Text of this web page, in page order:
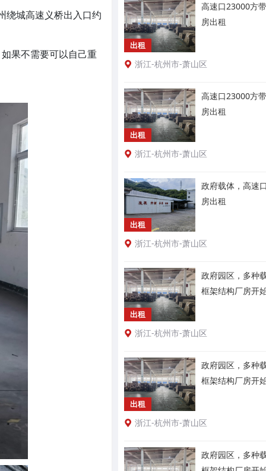
绕城高速义桥出入口约
果不需要可以自己重
出租
高速口23000方
房出租
浙江-杭州市-萧山区
出租
高速口23000方
房出租
浙江-杭州市-萧山区
出租
政府载体，高速
房出租
浙江-杭州市-萧山区
出租
政府园区，多种
框架结构厂房开
浙江-杭州市-萧山区
出租
政府园区，多种
框架结构厂房开
浙江-杭州市-萧山区
政府园区，多种